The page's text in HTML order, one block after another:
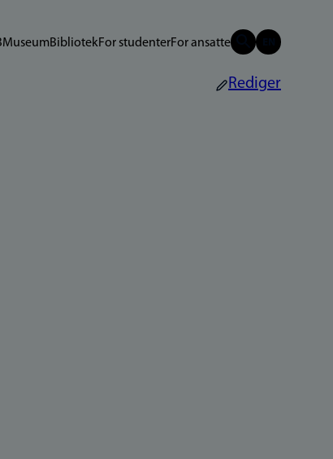
MuseumBibliotekFor studenterFor ansatte
Rediger